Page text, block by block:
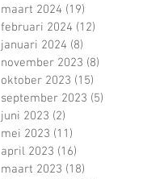
maart 2024 (19)
februari 2024 (12)
januari 2024 (8)
november 2023 (8)
oktober 2023 (15)
september 2023 (5)
juni 2023 (2)
mei 2023 (11)
april 2023 (16)
maart 2023 (18)